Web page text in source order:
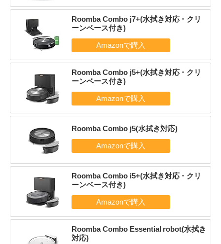
Roomba Combo j7+(水拭き対応・クリ
ーンベース付き)
Roomba Combo j5+(水拭き対応・クリ
ーンベース付き)
Roomba Combo j5(水拭き対応)
Roomba Combo i5+(水拭き対応・クリ
ーンベース付き)
Roomba Combo Essential robot(水拭き
対応)